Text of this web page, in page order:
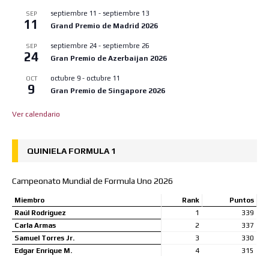
SEP
11
septiembre 11 - septiembre 13
Grand Premio de Madrid 2026
SEP
24
septiembre 24 - septiembre 26
Gran Premio de Azerbaijan 2026
OCT
9
octubre 9 - octubre 11
Gran Premio de Singapore 2026
Ver calendario
QUINIELA FORMULA 1
Campeonato Mundial de Formula Uno 2026
Miembro Rank
Puntos
Raúl Rodriguez
1
339
Carla Armas
2
337
Samuel Torres Jr.
3
330
Edgar Enrique M.
4
315